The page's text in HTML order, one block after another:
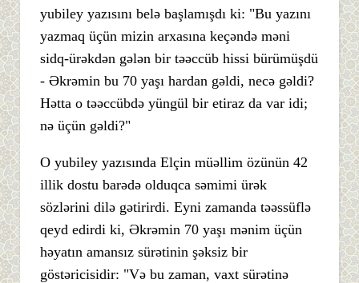
yubiley yazısını belə başlamışdı ki: "Bu yazını
yazmaq üçün mizin arxasına keçəndə məni
sidq-ürəkdən gələn bir təəccüb hissi bürümüşdü
- Əkrəmin bu 70 yaşı hardan gəldi, necə gəldi?
Hətta o təəccübdə yüngül bir etiraz da var idi;
nə üçün gəldi?"
O yubiley yazısında Elçin müəllim özünün 42
illik dostu barədə olduqca səmimi ürək
sözlərini dilə gətirirdi. Eyni zamanda təəssüflə
qeyd edirdi ki, Əkrəmin 70 yaşı mənim üçün
həyatın amansız sürətinin şəksiz bir
göstəricisidir: "Və bu zaman, vaxt sürətinə